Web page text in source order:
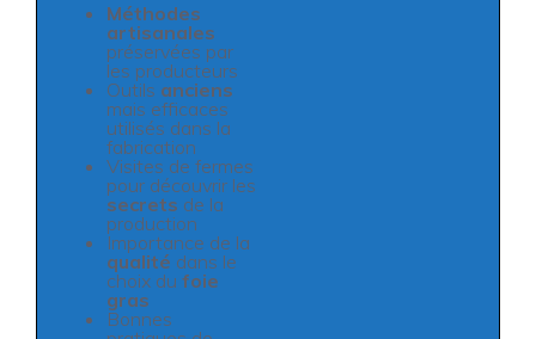
Méthodes
artisanales
préservées par
les producteurs
Outils anciens
mais efficaces
utilisés dans la
fabrication
Visites de fermes
pour découvrir les
secrets de la
production
Importance de la
qualité dans le
choix du foie
gras
Bonnes